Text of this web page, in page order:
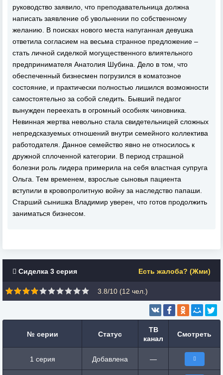
руководство заявило, что преподавательница должна
написать заявление об увольнении по собственному
желанию. В поисках нового места напуганная девушка
ответила согласием на весьма странное предложение –
стать личной сиделкой могущественного влиятельного
предпринимателя Анатолия Шубина. Дело в том, что
обеспеченный бизнесмен погрузился в коматозное
состояние, и практически полностью лишился возможности
самостоятельно за собой следить. Бывший педагог
вынужден переехать в огромный особняк чиновника.
Невинная жертва невольно стала свидетельницей сложных
непредсказуемых отношений внутри семейного коллектива
работодателя. Данное семейство явно не относилось к
дружной сплоченной категории. В период страшной
болезни роль лидера примерила на себя властная супруга
Ольга. Тем временем, взрослые сыновья пациента
вступили в кровопролитную войну за наследство папаши.
Старший сынишка Владимир уверен, что готов продолжить
заниматься бизнесом.
Сиделка 3 серия Есть жалоба? (Жми)
3.8/10 (12 чел.)
№ серии Статус
ТВ
канал
Смотреть
1 серия Добавлена —